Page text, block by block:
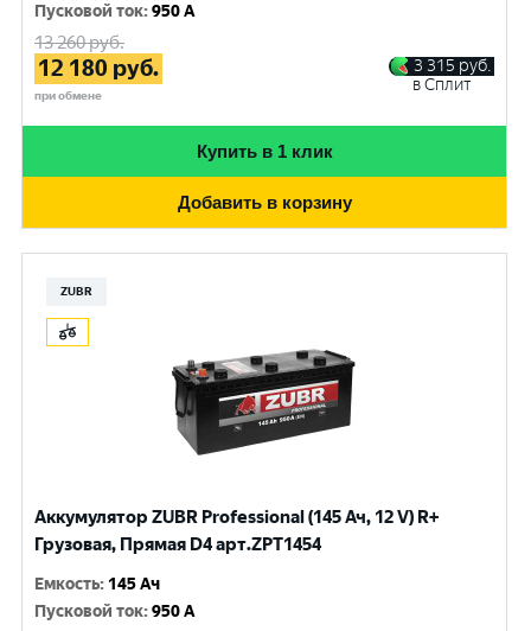
Пусковой ток:950 A
13 260руб.
12 180 руб.
при обмене
3 315 руб.
в Сплит
Купить в 1 клик
Добавить в корзину
ZUBR
Аккумулятор ZUBR Professional (145 Ач, 12 V) R+
Грузовая, Прямая D4 арт.ZPT1454
Емкость: 145 Ач
Пусковой ток:950 A